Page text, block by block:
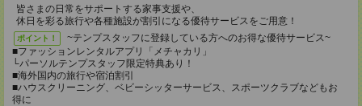
皆さまの日常をサポートする家事支援や、
休日を彩る旅行や各種施設が割引になる優待サービスをご用意！
ポイント！
~テンプスタッフに登録している方へのお得な優待サービス~
■ファッションレンタルアプリ「メチャカリ」
└パーソルテンプスタッフ限定特典あり！
■海外国内の旅行や宿泊割引
■ハウスクリーニング、ベビーシッターサービス、スポーツクラブなどもお
得に